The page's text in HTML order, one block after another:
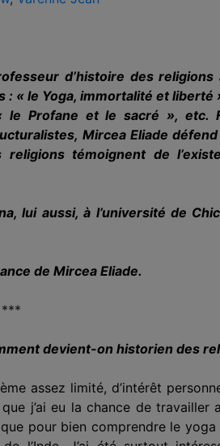
d’histoire des religions
« le Yoga, immortalité et liberté
Profane et le sacré », etc.
Mircea Eliade
témoignent de
lui aussi, à l’université de
de Mircea Eliade.
***
devient-on historien des
assez limité, d’intérêt
j’ai eu la chance de travailler
pour bien comprendre le